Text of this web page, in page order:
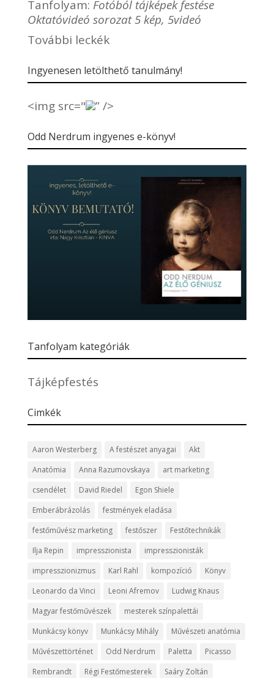
Tanfolyam: Fotóból tájképek festése
Oktatóvideó sorozat 5 kép, 5videó
További leckék
Ingyenesen letölthető tanulmány!
<img src=" ” />
Odd Nerdrum ingyenes e-könyv!
Tanfolyam kategóriák
Tájképfestés
Cimkék
Aaron Westerberg A festészet anyagai
Akt
Anatómia
Anna Razumovskaya
art marketing
csendélet
David Riedel
Egon Shiele
Emberábrázolás
festmények eladása
festőművész marketing
festőszer
Festőtechnikák
Ilja Repin
impresszionista
impresszionisták
impresszionizmus
Karl Rahl kompozíció
Könyv
Leonardo da Vinci
Leoni Afremov
Ludwig Knaus
Magyar festőművészek
mesterek színpalettái
Munkácsy könyv
Munkácsy Mihály
Művészeti anatómia
Művészettörténet
Odd Nerdrum Paletta
Picasso
Rembrandt
Régi Festőmesterek
Saáry Zoltán